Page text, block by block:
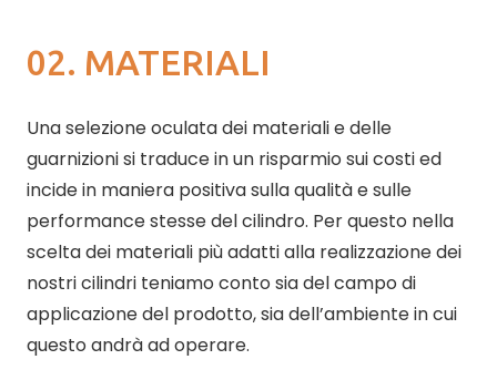
02. MATERIALI
Una selezione oculata dei materiali e delle
guarnizioni si traduce in un risparmio sui costi ed
incide in maniera positiva sulla qualità e sulle
performance stesse del cilindro. Per questo nella
scelta dei materiali più adatti alla realizzazione dei
nostri cilindri teniamo conto sia del campo di
applicazione del prodotto, sia dell’ambiente in cui
questo andrà ad operare.